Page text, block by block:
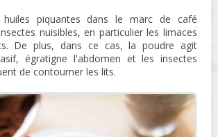
piquantes dans le marc de café
nuisibles, en particulier les limaces
De plus, dans ce cas, la poudre agit
égratigne l'abdomen et les insectes
de contourner les lits.